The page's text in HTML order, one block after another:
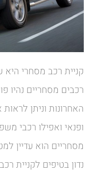
קניית רכב מסחרי היא
רכבים מסחריים נהיו
האחרונות וניתן
ופנאי ואפילו רכבי
מסחריים הוא עדיין
נדון בטיפים לקניית